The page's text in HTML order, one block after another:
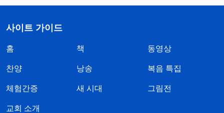
사이트 가이드
홈 책 동영상
찬양 낭송 복음 특집
체험간증 새 시대 그림전
교회 소개